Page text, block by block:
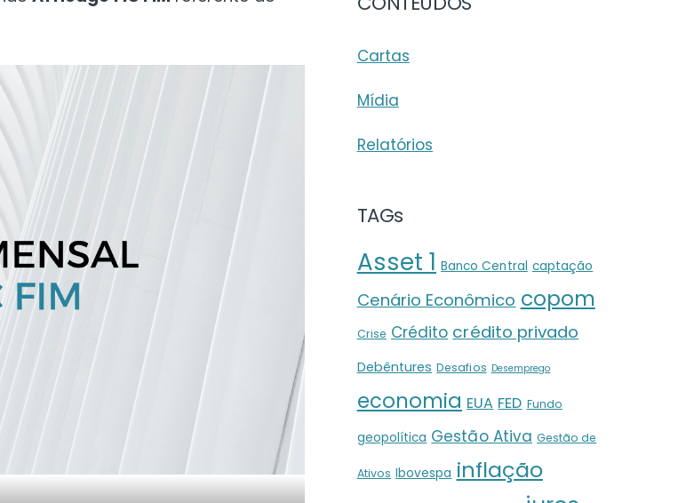
Cartas
Mídia
Relatórios
TAGs
Asset 1 Banco Central captação
Cenário Econômico copom
Crise Crédito crédito privado
Debêntures Desafios Desemprego
economia EUA FED Fundo
geopolítica Gestão Ativa Gestão de
Ativos Ibovespa inflação